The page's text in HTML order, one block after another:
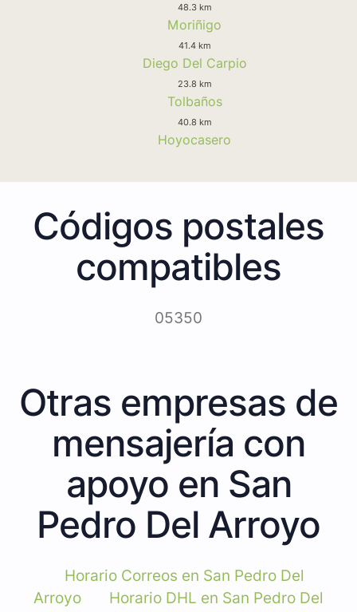
48.3 km
Moriñigo
41.4 km
Diego Del Carpio
23.8 km
Tolbaños
40.8 km
Hoyocasero
Códigos postales
compatibles
05350
Otras empresas de
mensajería con
apoyo en San
Pedro Del Arroyo
Horario Correos en San Pedro Del
Arroyo
Horario DHL en San Pedro Del